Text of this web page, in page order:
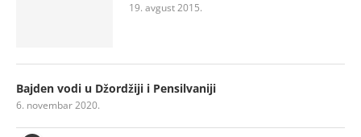
19. avgust 2015.
Bajden vodi u Džordžiji i Pensilvaniji
6. novembar 2020.